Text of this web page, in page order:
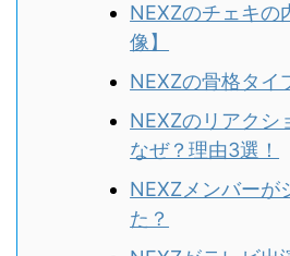
NEXZのチェキの
像】
NEXZの骨格タイ
NEXZのリアクシ
なぜ？理由3選！
NEXZメンバーが
た？